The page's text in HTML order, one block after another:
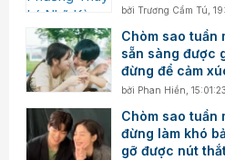
bởiTrương Cẩm Tú ,
Chòm sao tuần
sẵn sàng được
đừng để cảm
bởi Phan Hiền ,
Chòm sao tuần
đừng làm khó
gỡ được nút